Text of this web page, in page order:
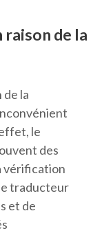
de la
de la
le
des
vérification
traducteur
et de